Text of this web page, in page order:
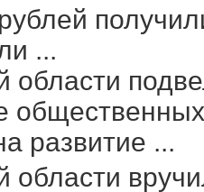
...
области
развитие ...
области